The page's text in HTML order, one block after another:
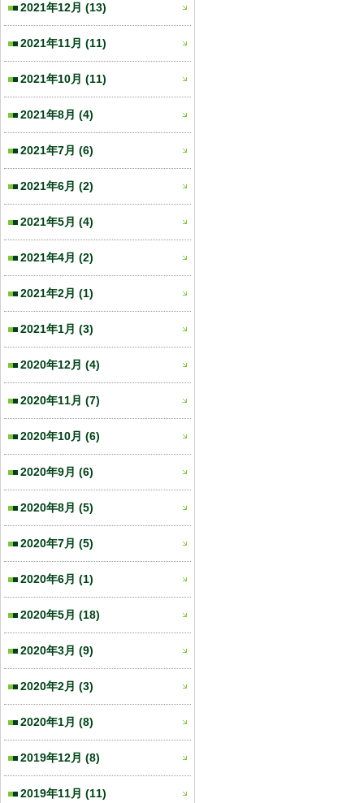
2021年12月 (13)
2021年11月 (11)
2021年10月 (11)
2021年8月 (4)
2021年7月 (6)
2021年6月 (2)
2021年5月 (4)
2021年4月 (2)
2021年2月 (1)
2021年1月 (3)
2020年12月 (4)
2020年11月 (7)
2020年10月 (6)
2020年9月 (6)
2020年8月 (5)
2020年7月 (5)
2020年6月 (1)
2020年5月 (18)
2020年3月 (9)
2020年2月 (3)
2020年1月 (8)
2019年12月 (8)
2019年11月 (11)